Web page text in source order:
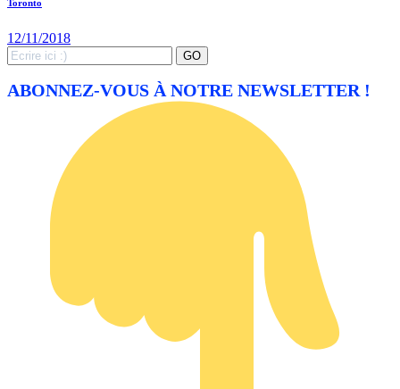
Toronto
12/11/2018
Search
for:
GO
ABONNEZ-VOUS À NOTRE NEWSLETTER !